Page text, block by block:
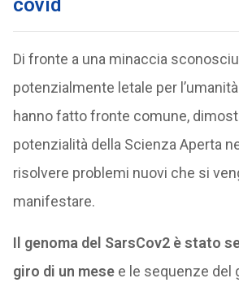
covid
Di fronte a una minaccia
potenzialmente letale per
hanno fatto fronte comune,
potenzialità della Scienza Aperta
risolvere problemi nuovi che si
manifestare.
Il genoma del SarsCov2 è stato
giro di un mese e le sequenze del